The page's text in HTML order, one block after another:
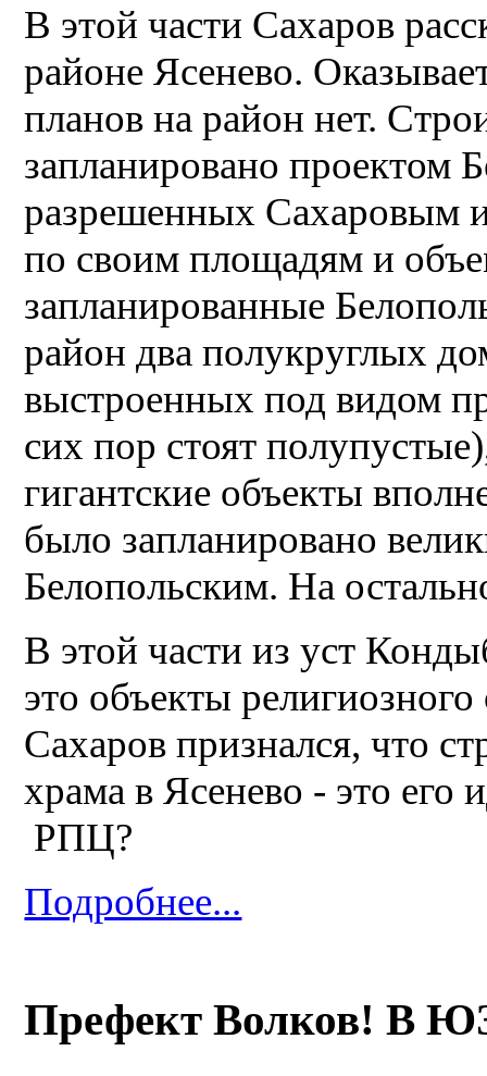
В этой части Сахаров
районе Ясенево.
планов на район нет.
запланировано проектом
разрешенных Сахаровым
по своим площадям и
запланированные
район два полукруглых
выстроенных под видом
сих пор стоят
гигантские объекты
было запланировано
Белопольским. На
В этой части из уст
это объекты
Сахаров признался, что
храма в Ясенево - это его
РПЦ?
Подробнее...
Префект Волков! В